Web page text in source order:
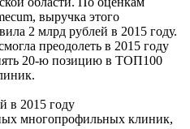
выручка этого
2 млрд рублей в 2015 году.
преодолеть в 2015 году
20-ю позицию в ТОП100
в 2015 году
многопрофильных клиник,